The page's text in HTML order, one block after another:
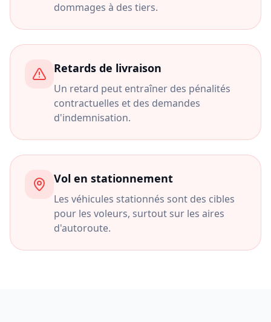
dommages à des tiers.
Retards de livraison
Un retard peut entraîner des pénalités
contractuelles et des demandes
d'indemnisation.
Vol en stationnement
Les véhicules stationnés sont des cibles
pour les voleurs, surtout sur les aires
d'autoroute.